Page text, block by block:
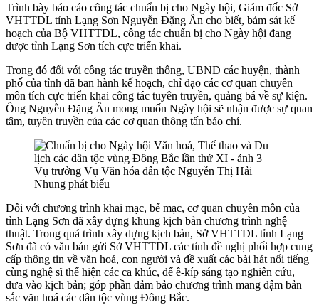
Trình bày báo cáo công tác chuẩn bị cho Ngày hội, Giám đốc Sở
VHTTDL tỉnh Lạng Sơn Nguyễn Đặng Ân cho biết, bám sát kế
hoạch của Bộ VHTTDL, công tác chuẩn bị cho Ngày hội đang
được tỉnh Lạng Sơn tích cực triển khai.
Trong đó đối với công tác truyền thông, UBND các huyện, thành
phố của tỉnh đã ban hành kế hoạch, chỉ đạo các cơ quan chuyên
môn tích cực triển khai công tác tuyên truyền, quảng bá về sự kiện.
Ông Nguyễn Đặng Ân mong muốn Ngày hội sẽ nhận được sự quan
tâm, tuyên truyền của các cơ quan thông tấn báo chí.
Vụ trưởng Vụ Văn hóa dân tộc Nguyễn Thị Hải
Nhung phát biểu
Đối với chương trình khai mạc, bế mạc, cơ quan chuyên môn của
tỉnh Lạng Sơn đã xây dựng khung kịch bản chương trình nghệ
thuật. Trong quá trình xây dựng kịch bản, Sở VHTTDL tỉnh Lạng
Sơn đã có văn bản gửi Sở VHTTDL các tỉnh đề nghị phối hợp cung
cấp thông tin về văn hoá, con người và đề xuất các bài hát nổi tiếng
cùng nghệ sĩ thể hiện các ca khúc, để ê-kíp sáng tạo nghiên cứu,
đưa vào kịch bản; góp phần đảm bảo chương trình mang đậm bản
sắc văn hoá các dân tộc vùng Đông Bắc.